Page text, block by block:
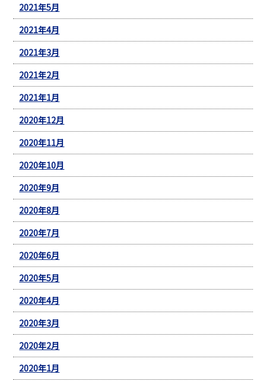
2021年5月
2021年4月
2021年3月
2021年2月
2021年1月
2020年12月
2020年11月
2020年10月
2020年9月
2020年8月
2020年7月
2020年6月
2020年5月
2020年4月
2020年3月
2020年2月
2020年1月